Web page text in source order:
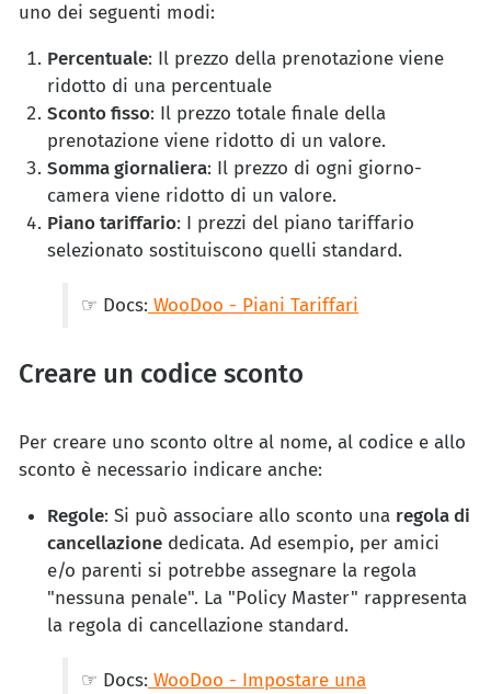
uno dei seguenti modi:
Percentuale: Il prezzo della prenotazione viene
ridotto di una percentuale
Sconto fisso: Il prezzo totale finale della
prenotazione viene ridotto di un valore.
Somma giornaliera: Il prezzo di ogni giorno-
camera viene ridotto di un valore.
Piano tariffario: I prezzi del piano tariffario
selezionato sostituiscono quelli standard.
☞ Docs: WooDoo - Piani Tariffari
Creare un codice sconto
Per creare uno sconto oltre al nome, al codice e allo
sconto è necessario indicare anche:
Regole: Si può associare allo sconto una regola di
cancellazionededicata. Ad esempio, per amici
e/o parenti si potrebbe assegnare la regola
"nessuna penale". La "Policy Master" rappresenta
la regola di cancellazione standard.
☞ Docs: WooDoo - Impostare una